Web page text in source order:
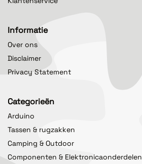
Informatie
Over ons
Disclaimer
Privacy Statement
Categorieën
Arduino
Tassen & rugzakken
Camping & Outdoor
Componenten & Elektronicaonderdelen